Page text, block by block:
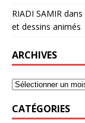
RIADI SAMIR dans
et dessins animés
ARCHIVES
CATÉGORIES